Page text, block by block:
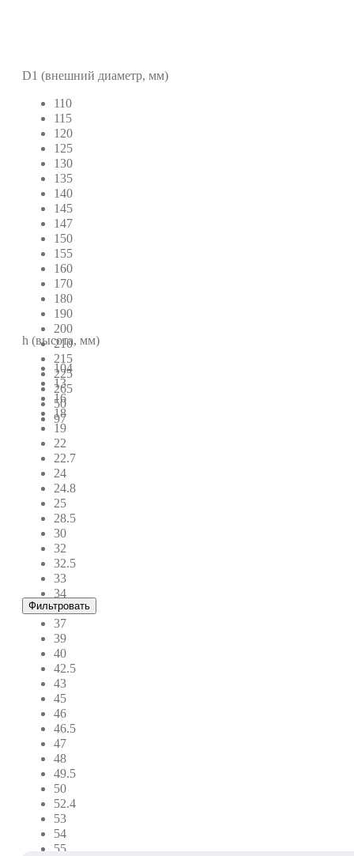
D1 (внешний диаметр, мм)
110
115
120
125
130
135
140
145
147
150
155
160
170
180
190
200
210
215
225
265
50
97
h (высота, мм)
104
13
16
18
19
22
22.7
24
24.8
25
28.5
30
32
32.5
33
34
35
37
39
40
42.5
43
45
46
46.5
47
48
49.5
50
52.4
53
54
55
Фильтровать